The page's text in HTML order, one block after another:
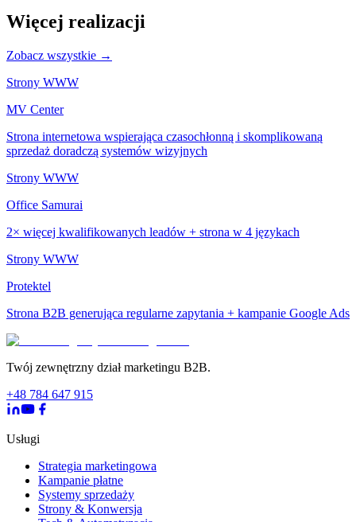
Więcej realizacji
Zobacz wszystkie →
Strony WWW
MV Center
Strona internetowa wspierająca czasochłonną i skomplikowaną
sprzedaż doradczą systemów wizyjnych
Strony WWW
Office Samurai
2× więcej kwalifikowanych leadów + strona w 4 językach
Strony WWW
Protektel
Strona B2B generująca regularne zapytania + kampanie Google Ads
Twój zewnętrzny dział marketingu B2B.
+48 784 647 915
Usługi
Strategia marketingowa
Kampanie płatne
Systemy sprzedaży
Strony & Konwersja